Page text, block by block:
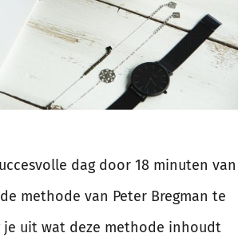
dag door 18 minuten van
methode van Peter Bregman te
je uit wat deze methode inhoudt